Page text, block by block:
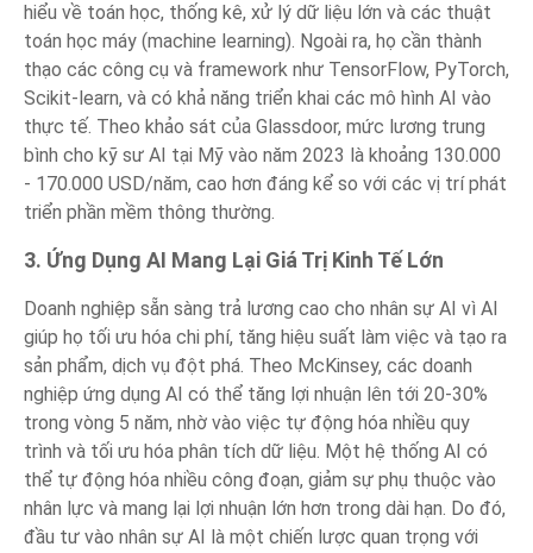
hiểu về toán học, thống kê, xử lý dữ liệu lớn và các thuật
toán học máy (machine learning). Ngoài ra, họ cần thành
thạo các công cụ và framework như TensorFlow, PyTorch,
Scikit-learn, và có khả năng triển khai các mô hình AI vào
thực tế. Theo khảo sát của Glassdoor, mức lương trung
bình cho kỹ sư AI tại Mỹ vào năm 2023 là khoảng 130.000
- 170.000 USD/năm, cao hơn đáng kể so với các vị trí phát
triển phần mềm thông thường.
3. Ứng Dụng AI Mang Lại Giá Trị Kinh Tế Lớn
Doanh nghiệp sẵn sàng trả lương cao cho nhân sự AI vì AI
giúp họ tối ưu hóa chi phí, tăng hiệu suất làm việc và tạo ra
sản phẩm, dịch vụ đột phá. Theo McKinsey, các doanh
nghiệp ứng dụng AI có thể tăng lợi nhuận lên tới 20-30%
trong vòng 5 năm, nhờ vào việc tự động hóa nhiều quy
trình và tối ưu hóa phân tích dữ liệu. Một hệ thống AI có
thể tự động hóa nhiều công đoạn, giảm sự phụ thuộc vào
nhân lực và mang lại lợi nhuận lớn hơn trong dài hạn. Do đó,
đầu tư vào nhân sự AI là một chiến lược quan trọng với